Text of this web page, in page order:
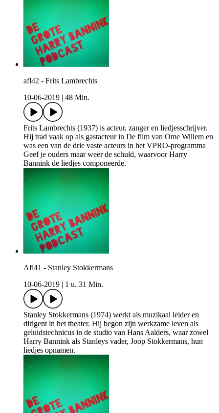
afl42 - Frits Lambrechts
10-06-2019
48 Min.
Frits Lambrechts (1937) is acteur, zanger en liedjesschrijver.
Hij trad vaak op als gastacteur in De film van Ome Willem en
was een van de drie vaste acteurs in het VPRO-programma
Geef je ouders maar weer de schuld, waarvoor Harry
Bannink de liedjes componeerde.
Afl41 - Stanley Stokkermans
10-06-2019
1 u. 31 Min.
Stanley Stokkermans (1974) werkt als muzikaal leider en
dirigent in het theater. Hij begon zijn werkzame leven als
geluidstechnicus in de studio van Hans Aalders, waar zowel
Harry Bannink als Stanleys vader, Joop Stokkermans, hun
liedjes opnamen.